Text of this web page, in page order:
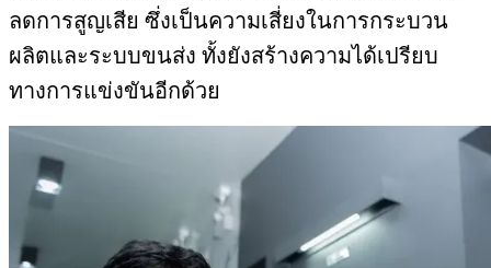
ลดการสูญเสีย ซึ่งเป็นความเสี่ยงในการกระบวน
ผลิตและระบบขนส่ง ทั้งยังสร้างความได้เปรียบ
ทางการแข่งขันอีกด้วย